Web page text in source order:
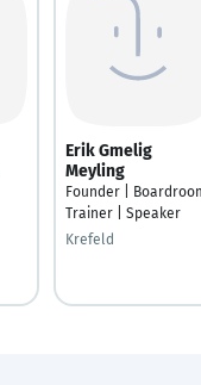
Erik Gmelig
Meyling
Founder |
Trainer | Speaker
Krefeld